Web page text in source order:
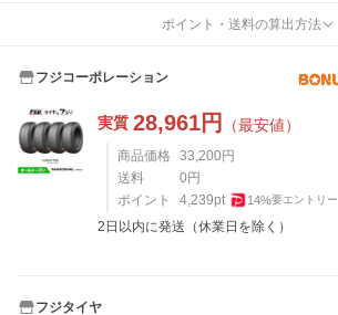
ポイント・送料の算出方法
フジコーポレーション
実質 28,961円 （最安値）
商品価格 33,200 円
送料
0 円
ポイント
4,239pt 14%要エントリー
2日以内に発送（休業日を除く）
フジタイヤ